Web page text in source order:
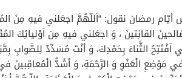
رمضان نقول: “اَللّهُمَّ اجعَلني فيهِ مِنَ
القانِتينَ ، وَ اجعَلني فيهِ مِن اَوْليائِكَ
اَفْتَتِحُ الثَّناءَ بِحَمْدِكَ، وَ أنْتَ مُسَدِّدٌ لِلصَّوابِ
في مَوْضِعِ الْعَفْوِ وَ الرَّحْمَةِ، وَ أشَدُّ الْمُعاقِبينَ